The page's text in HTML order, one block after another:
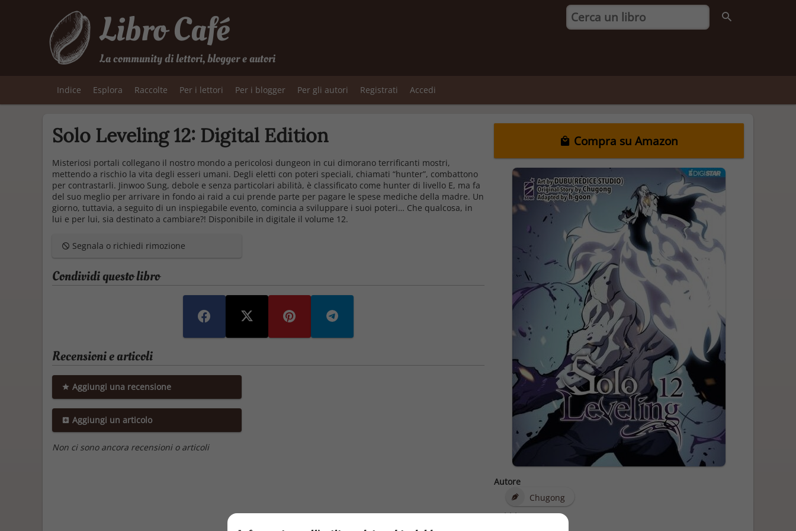
Libro Café
La community di lettori, blogger e autori
Indice Esplora Raccolte Per i lettori Per i blogger Per gli autori Registrati Accedi
Solo Leveling 12: Digital Edition Compra su Amazon
Autore
Chugong
Pubblicazione
Misteriosi portali collegano il nostro mondo a pericolosi dungeon in cui dimorano terrificanti mostri,
mettendo a rischio la vita degli esseri umani. Degli eletti con poteri speciali, chiamati “hunter”, combattono
per contrastarli. Jinwoo Sung, debole e senza particolari abilità, è classificato come hunter di livello E, ma fa
del suo meglio per arrivare in fondo ai raid a cui prende parte per pagare le spese mediche della madre. Un
giorno, tuttavia, a seguito di un inspiegabile evento, comincia a sviluppare i suoi poteri… Che qualcosa, in
lui e per lui, sia destinato a cambiare?! Disponibile in digitale il volume 12.
Segnala o richiedi rimozione
Condividi questo libro
Recensioni e articoli
Aggiungi una recensione
Aggiungi un articolo
Non ci sono ancora recensioni o articoli